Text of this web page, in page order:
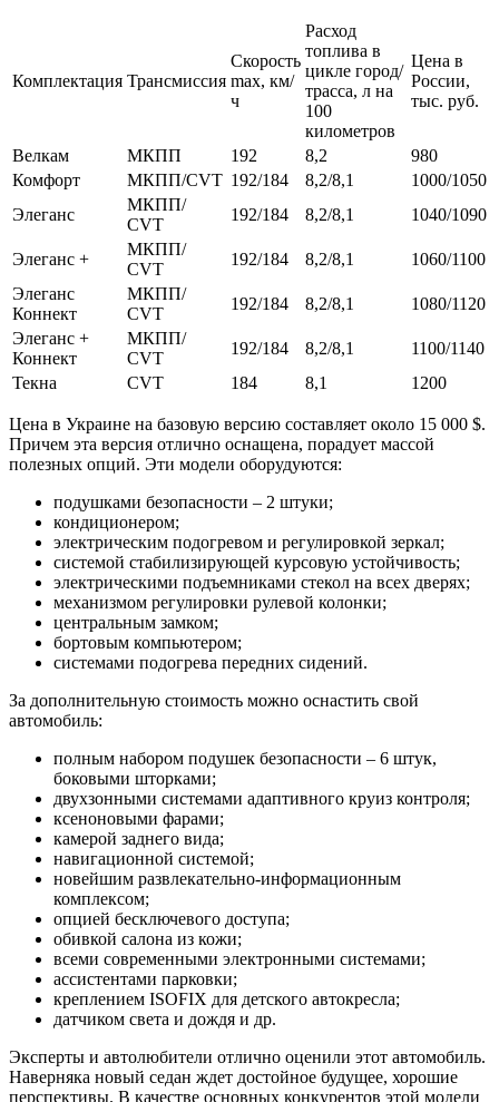
Комплектация Трансмиссия
Скорость
max, км/
ч
Расход
топлива в
цикле город/
трасса, л на
100
километров
Цена в
России,
тыс. руб.
Велкам МКПП 192 8,2
980
Комфорт
МКПП/CVT 192/184 8,2/8,1
1000/1050
Элеганс
МКПП/
CVT
192/184 8,2/8,1 1040/1090
Элеганс +
МКПП/
CVT
192/184 8,2/8,1
1060/1100
Элеганс
Коннект
МКПП/
CVT
192/184 8,2/8,1
1080/1120
Элеганс +
Коннект
МКПП/
CVT
192/184 8,2/8,1
1100/1140
Текна
CVT 184 8,1 1200
Цена в Украине на базовую версию составляет около 15 000 $.
Причем эта версия отлично оснащена, порадует массой
полезных опций. Эти модели оборудуются:
подушками безопасности – 2 штуки;
кондиционером;
электрическим подогревом и регулировкой зеркал;
системой стабилизирующей курсовую устойчивость;
электрическими подъемниками стекол на всех дверях;
механизмом регулировки рулевой колонки;
центральным замком;
бортовым компьютером;
системами подогрева передних сидений.
За дополнительную стоимость можно оснастить свой
автомобиль:
полным набором подушек безопасности – 6 штук,
боковыми шторками;
двухзонными системами адаптивного круиз контроля;
ксеноновыми фарами;
камерой заднего вида;
навигационной системой;
новейшим развлекательно-информационным
комплексом;
опцией бесключевого доступа;
обивкой салона из кожи;
всеми современными электронными системами;
ассистентами парковки;
креплением ISOFIX для детского автокресла;
датчиком света и дождя и др.
Эксперты и автолюбители отлично оценили этот автомобиль.
Наверняка новый седан ждет достойное будущее, хорошие
перспективы. В качестве основных конкурентов этой модели